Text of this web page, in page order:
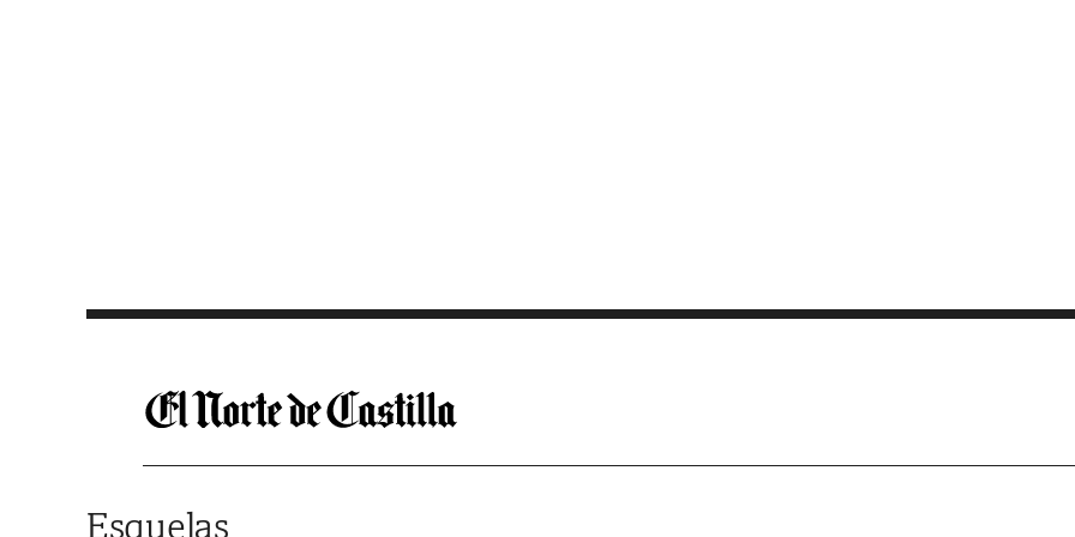
Esquelas